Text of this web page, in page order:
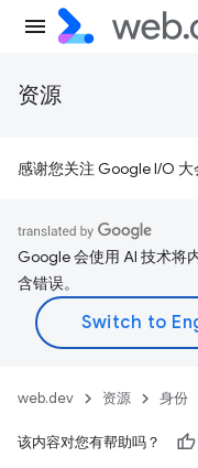
资源
感谢您关注 Google I/O 大
Google 会使用 AI 技术将
含错误。
web.dev 资源 身份
该内容对您有帮助吗？